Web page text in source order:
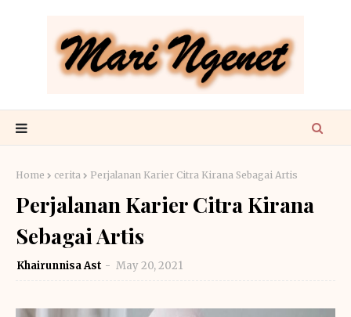
Home cerita Perjalanan Karier Citra Kirana Sebagai Artis
Perjalanan Karier Citra Kirana
Sebagai Artis
Khairunnisa Ast May 20, 2021